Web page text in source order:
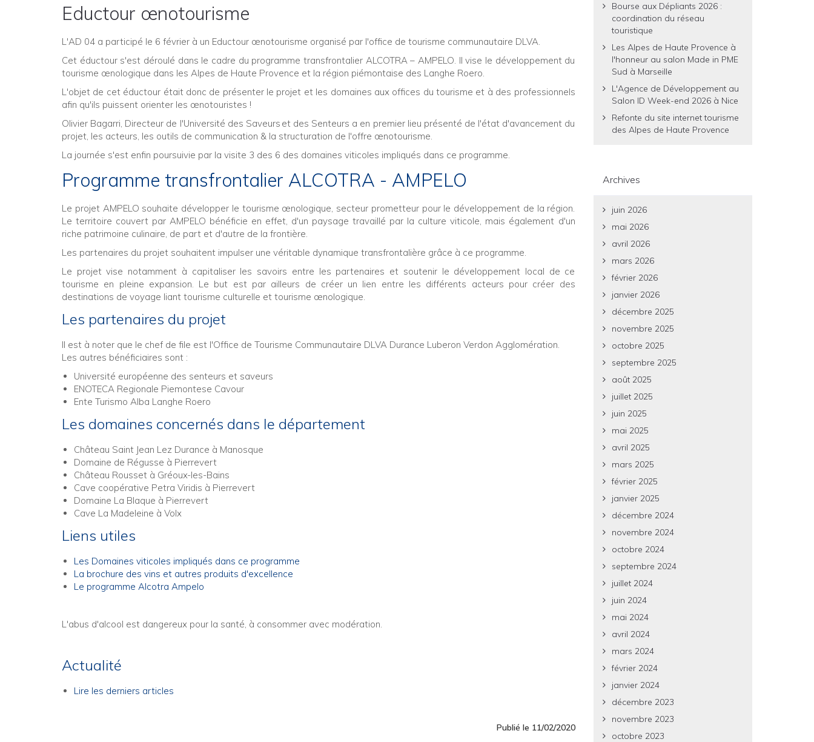
Eductour œnotourisme
L'AD 04 a participé le 6 février à un Eductour œnotourisme organisé par l'office de tourisme communautaire DLVA.
Cet éductour s'est déroulé dans le cadre du programme transfrontalier ALCOTRA – AMPELO. Il vise le développement du
tourisme œnologique dans les Alpes de Haute Provence et la région piémontaise des Langhe Roero.
L'objet de cet éductour était donc de présenter le projet et les domaines aux offices du tourisme et à des professionnels
afin qu'ils puissent orienter les œnotouristes !
Olivier Bagarri, Directeur de l'Université des Saveurs et des Senteurs a en premier lieu présenté de l'état d'avancement du
projet, les acteurs, les outils de communication & la structuration de l'offre œnotourisme.
La journée s'est enfin poursuivie par la visite 3 des 6 des domaines viticoles impliqués dans ce programme.
Programme transfrontalier ALCOTRA - AMPELO
Le projet AMPELO souhaite développer le tourisme œnologique, secteur prometteur pour le développement de la région.
Le territoire couvert par AMPELO bénéficie en effet, d'un paysage travaillé par la culture viticole, mais également d'un
riche patrimoine culinaire, de part et d'autre de la frontière.
Les partenaires du projet souhaitent impulser une véritable dynamique transfrontalière grâce à ce programme.
Le projet vise notamment à capitaliser les savoirs entre les partenaires et soutenir le développement local de ce
tourisme en pleine expansion. Le but est par ailleurs de créer un lien entre les différents acteurs pour créer des
destinations de voyage liant tourisme culturelle et tourisme œnologique.
Les partenaires du projet
Il est à noter que le chef de file est l'Office de Tourisme Communautaire DLVA Durance Luberon Verdon Agglomération.
Les autres bénéficiaires sont :
Université européenne des senteurs et saveurs
ENOTECA Regionale Piemontese Cavour
Ente Turismo Alba Langhe Roero
Les domaines concernés dans le département
Château Saint Jean Lez Durance à Manosque
Domaine de Régusse à Pierrevert
Château Rousset à Gréoux-les-Bains
Cave coopérative Petra Viridis à Pierrevert
Domaine La Blaque à Pierrevert
Cave La Madeleine à Volx
Liens utiles
Les Domaines viticoles impliqués dans ce programme
La brochure des vins et autres produits d'excellence
Le programme Alcotra Ampelo
L'abus d'alcool est dangereux pour la santé, à consommer avec modération.
Actualité
Lire les derniers articles
Publié le 11/02/2020
Bourse aux Dépliants 2026 :
coordination du réseau
touristique
Les Alpes de Haute Provence à
l'honneur au salon Made in PME
Sud à Marseille
L'Agence de Développement au
Salon ID Week-end 2026 à Nice
Refonte du site internet tourisme
des Alpes de Haute Provence
Archives
juin 2026
mai 2026
avril 2026
mars 2026
février 2026
janvier 2026
décembre 2025
novembre 2025
octobre 2025
septembre 2025
août 2025
juillet 2025
juin 2025
mai 2025
avril 2025
mars 2025
février 2025
janvier 2025
décembre 2024
novembre 2024
octobre 2024
septembre 2024
juillet 2024
juin 2024
mai 2024
avril 2024
mars 2024
février 2024
janvier 2024
décembre 2023
novembre 2023
octobre 2023